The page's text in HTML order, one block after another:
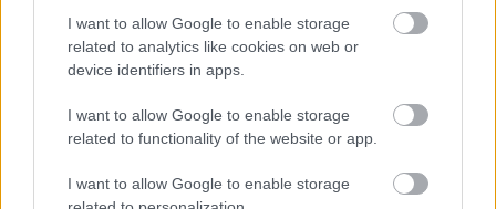
I want to allow Google to enable storage
related to analytics like cookies on web or
device identifiers in apps.
I want to allow Google to enable storage
related to functionality of the website or app.
I want to allow Google to enable storage
Die Rolle von Inulin für die
Herzgesundheit
Inulin kann eine wichtige Rolle bei der Förderung
positiven Auswirkungen auf Cholesterin und